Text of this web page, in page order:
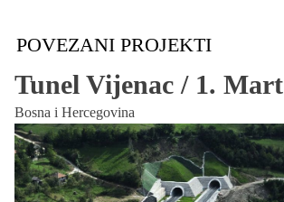
POVEZANI PROJEKTI
Tunel Vijenac / 1. Mart
Bosna i Hercegovina